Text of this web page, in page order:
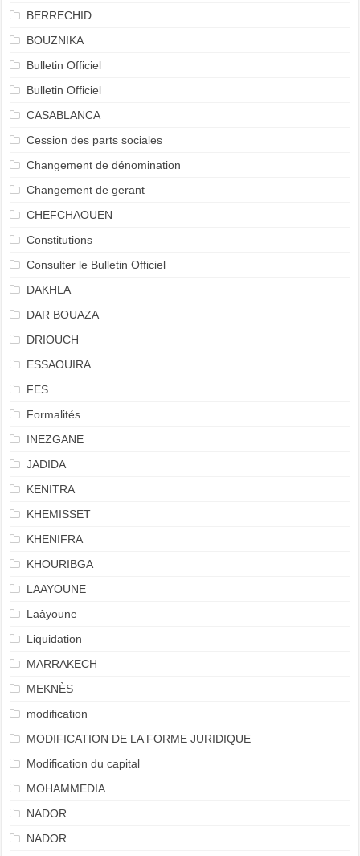
BERRECHID
BOUZNIKA
Bulletin Officiel
Bulletin Officiel
CASABLANCA
Cession des parts sociales
Changement de dénomination
Changement de gerant
CHEFCHAOUEN
Constitutions
Consulter le Bulletin Officiel
DAKHLA
DAR BOUAZA
DRIOUCH
ESSAOUIRA
FES
Formalités
INEZGANE
JADIDA
KENITRA
KHEMISSET
KHENIFRA
KHOURIBGA
LAAYOUNE
Laâyoune
Liquidation
MARRAKECH
MEKNÈS
modification
MODIFICATION DE LA FORME JURIDIQUE
Modification du capital
MOHAMMEDIA
NADOR
NADOR